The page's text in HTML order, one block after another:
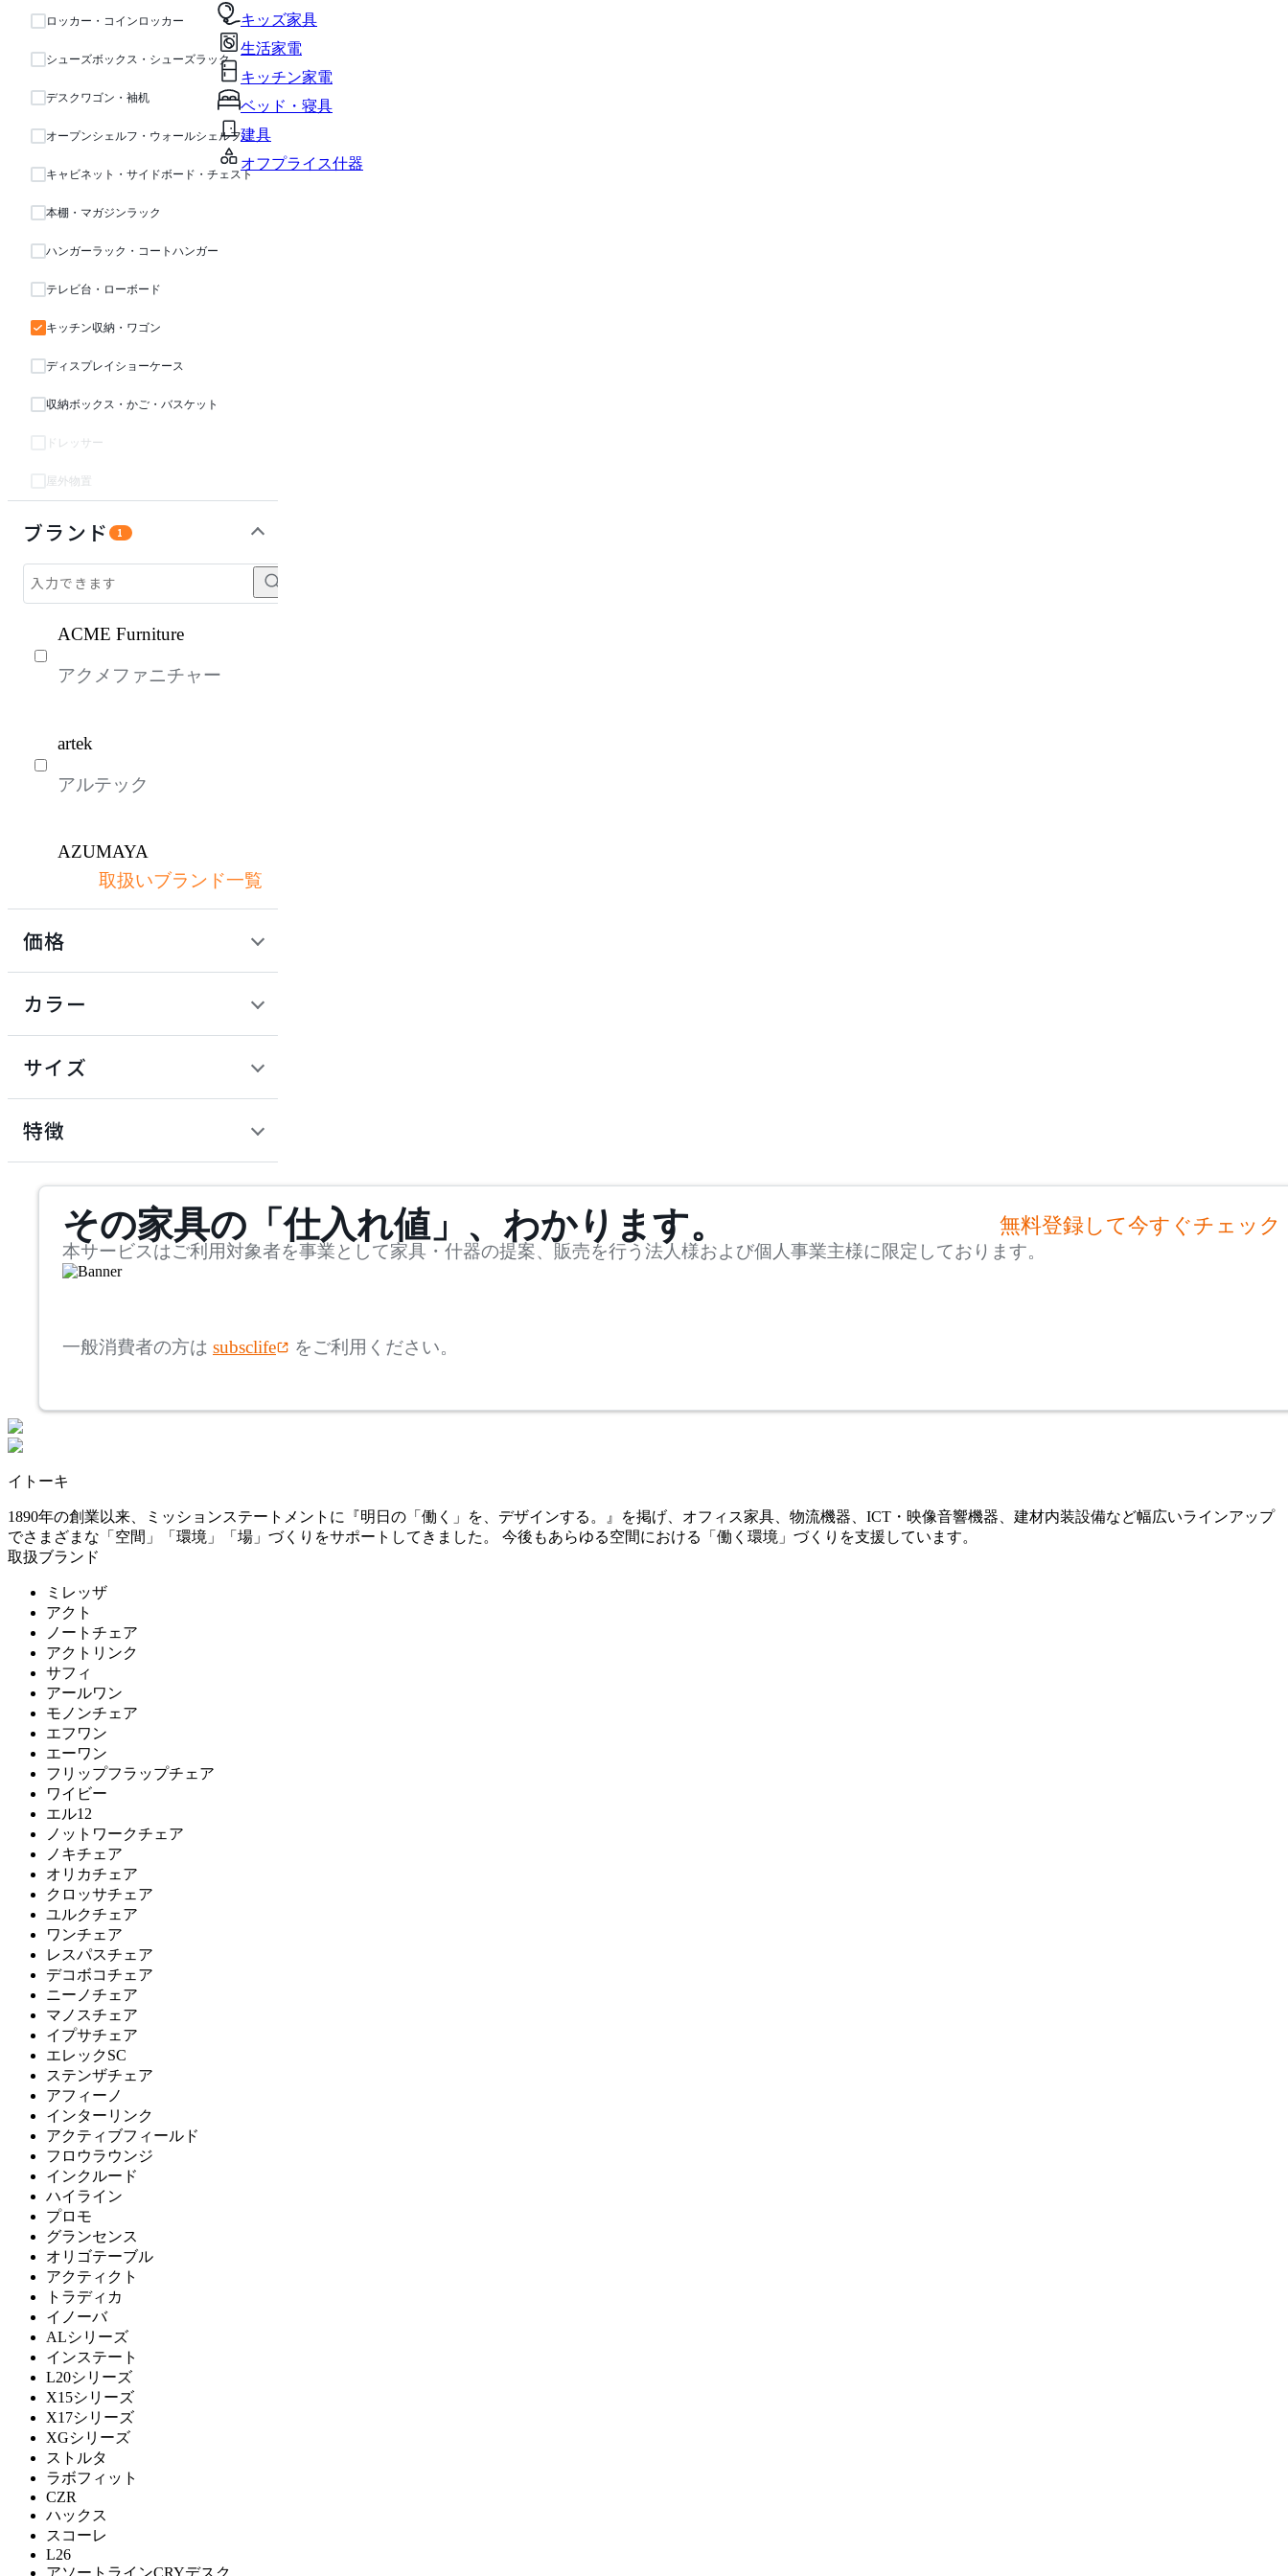
キッズ家具
生活家電
キッチン家電
ベッド・寝具
建具
オフプライス什器
ロッカー・コインロッカー
シューズボックス・シューズラック
デスクワゴン・袖机
オープンシェルフ・ウォールシェルフ・ラック
キャビネット・サイドボード・チェスト
本棚・マガジンラック
ハンガーラック・コートハンガー
テレビ台・ローボード
キッチン収納・ワゴン
ディスプレイショーケース
収納ボックス・かご・バスケット
ドレッサー
屋外物置
ブランド 1
ACME Furniture
アクメファニチャー
artek
アルテック
AZUMAYA
アズマヤ
バイインテリアズ
CRUSH CRASH PROJECT
ロジェクト
ダルトン
HAY
ヘイ
HIDA
ヒダ
HIKARI
ヒカリ
IDÉE
イデー
ITOKI
イトーキ
JOURNAL STANDARD F
URNITURE
ジャーナルスタンダード
ファニチャー
Karimoku Case
カリモクケース
KIT
キット
KOKUYO
コクヨ
LION
ライオン
取扱いブランド一覧
価格
カラー
サイズ
mm
検索
~
~
特徴
その家具の「仕入れ値」、わかります。 無料登録して今すぐチェック
本サービスはご利用対象者を事業として家具・什器の提案、販売を行う法人様および個人事業主様に限定しております。
一般消費者の方は subsclife をご利用ください。
イトーキ
1890年の創業以来、ミッションステートメントに『明日の「働く」を、デザインする。』を掲げ、オフィス家具、物流機器、ICT・映像音響機器、建材内装設備など幅広いラインアップ
でさまざまな「空間」「環境」「場」づくりをサポートしてきました。 今後もあらゆる空間における「働く環境」づくりを支援しています。
取扱ブランド
ミレッザ
アクト
ノートチェア
アクトリンク
サフィ
アールワン
モノンチェア
エフワン
エーワン
フリップフラップチェア
ワイビー
エル12
ノットワークチェア
ノキチェア
オリカチェア
クロッサチェア
ユルクチェア
ワンチェア
レスパスチェア
デコボコチェア
ニーノチェア
マノスチェア
イプサチェア
エレックSC
ステンザチェア
アフィーノ
インターリンク
アクティブフィールド
フロウラウンジ
インクルード
ハイライン
プロモ
グランセンス
オリゴテーブル
アクティクト
トラディカ
イノーバ
ALシリーズ
インステート
L20シリーズ
X15シリーズ
X17シリーズ
XGシリーズ
ストルタ
ラボフィット
CZR
ハックス
スコーレ
L26
アソートラインCRYデスク